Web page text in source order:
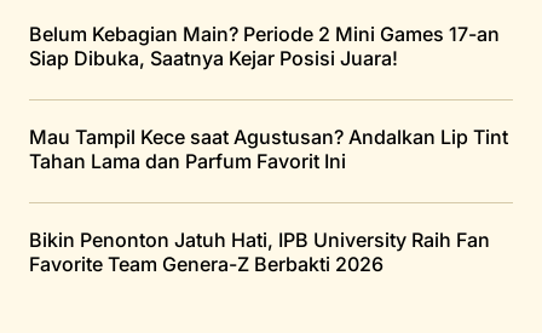
Belum Kebagian Main? Periode 2 Mini Games 17-an
Siap Dibuka, Saatnya Kejar Posisi Juara!
Mau Tampil Kece saat Agustusan? Andalkan Lip Tint
Tahan Lama dan Parfum Favorit Ini
Bikin Penonton Jatuh Hati, IPB University Raih Fan
Favorite Team Genera-Z Berbakti 2026